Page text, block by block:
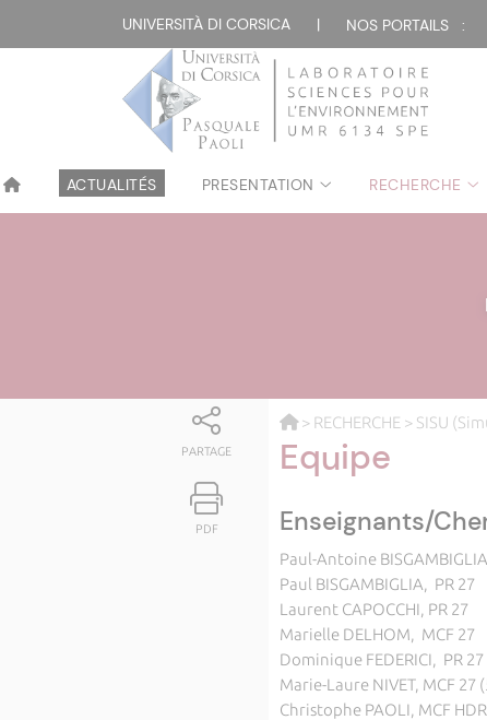
UNIVERSITÀ DI CORSICA | NOS PORTAILS :
ACTUALITÉS PRESENTATION RECHERCHE
PARTAGE
PDF
> RECHERCHE > SISU
Equipe
Enseignants/
Paul-Antoine
Paul BISGAMBIGLIA, PR 27
Laurent CAPOCCHI, PR 27
Marielle DELHOM, MCF 27
Dominique FEDERICI, PR 27
Marie-Laure NIVET, MCF 27
Christophe PAOLI, MCF